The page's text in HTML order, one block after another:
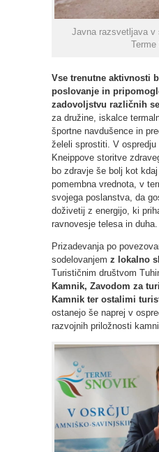
Javna razsvetljava v
Terme
Vse trenutne aktivnosti
poslovanje in
zadovoljstvu različnih
za družine, iskalce
športne navdušence in
želeli sprostiti. V ospredju
Kneippove storitve
bo zdravje še bolj kot
pomembna vrednota, v
svojega poslanstva, da
doživetij z energijo, ki
ravnovesje telesa in duha.
Prizadevanja po
sodelovanjem z lokalno
Turističnim društvom
Kamnik, Zavodom za
Kamnik ter ostalimi
ostanejo še naprej v
razvojnih priložnosti